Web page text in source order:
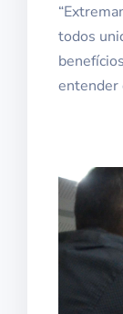
todos
entender